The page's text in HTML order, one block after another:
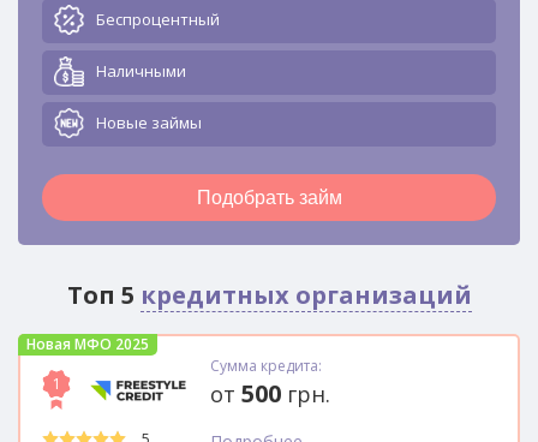
Беспроцентный
Наличными
Новые займы
Подобрать займ
Топ 5 кредитных организаций
Новая МФО 2025
1
Сумма кредита:
от 500 грн.